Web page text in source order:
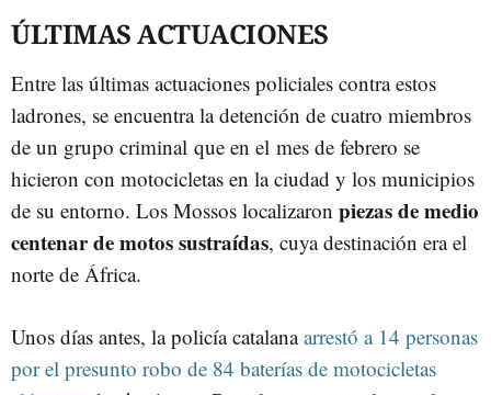
ÚLTIMAS ACTUACIONES
Entre las últimas actuaciones policiales contra estos
ladrones, se encuentra la detención de cuatro miembros
de un grupo criminal que en el mes de febrero se
hicieron con motocicletas en la ciudad y los municipios
de su entorno. Los Mossos localizaron piezas de medio
centenar de motos sustraídas, cuya destinación era el
norte de África.
Unos días antes, la policía catalanaarrestó a 14 personas
por el presunto robo de 84 baterías de motocicletas